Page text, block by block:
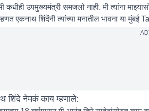
कधीही उपमुख्यमंत्री समजलो नाही. मी त्यांना
एकनाथ शिंदेंनी त्यांच्या मनातील भावना या मुंबई
शिंदे नेमकं काय म्हणाले: